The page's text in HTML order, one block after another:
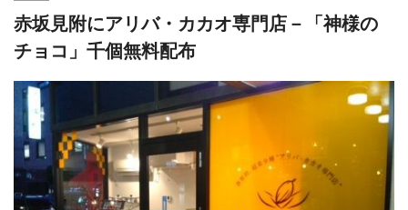
赤坂見附にアリバ・カカオ専門店－「神様の
チョコ」千個無料配布